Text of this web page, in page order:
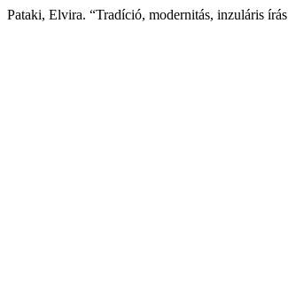
Pataki, Elvira. “Tradíció, modernitás, inzuláris